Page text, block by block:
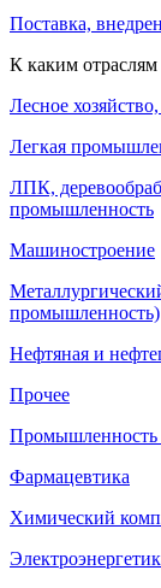
Поставка,
К каким отраслям
Лесное
Легкая
ЛПК,
промышленность
Машиностроение
промышленность)
Нефтяная и
Прочее
Промышленность
Фармацевтика
Химический